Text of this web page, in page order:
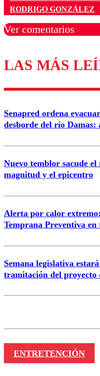
RODRIGO GONZÁLEZ
Ver comentarios
Los comentarios son
Correo
LAS MÁS
Senapred ordena
desborde del río Damas:
Nuevo temblor sacude
magnitud y el epicentro
Alerta por calor
Temprana Preventiva en
Semana legislativa
tramitación del proyecto
ENTRETENCIÓN